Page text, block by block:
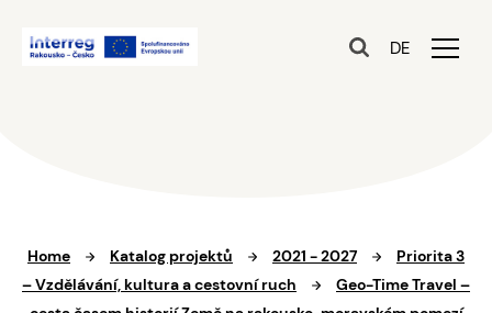
DE
Home Katalog projektů 2021 - 2027
Priorita 3
– Vzdělávání, kultura a cestovní ruch
Geo-Time Travel –